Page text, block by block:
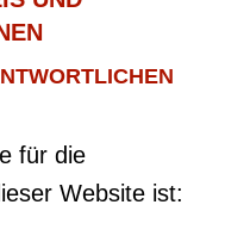
für die
Website ist: